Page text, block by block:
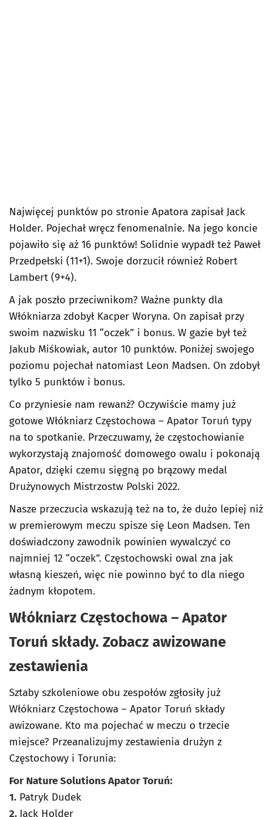
Najwięcej punktów po stronie Apatora zapisał Jack
Holder. Pojechał wręcz fenomenalnie. Na jego koncie
pojawiło się aż 16 punktów! Solidnie wypadł też Paweł
Przedpełski (11+1). Swoje dorzucił również Robert
Lambert (9+4).
A jak poszło przeciwnikom? Ważne punkty dla
Włókniarza zdobył Kacper Woryna. On zapisał przy
swoim nazwisku 11 “oczek” i bonus. W gazie był też
Jakub Miśkowiak, autor 10 punktów. Poniżej swojego
poziomu pojechał natomiast Leon Madsen. On zdobył
tylko 5 punktów i bonus.
Co przyniesie nam rewanż? Oczywiście mamy już
gotowe Włókniarz Częstochowa – Apator Toruń typy
na to spotkanie. Przeczuwamy, że częstochowianie
wykorzystają znajomość domowego owalu i pokonają
Apator, dzięki czemu sięgną po brązowy medal
Drużynowych Mistrzostw Polski 2022.
Nasze przeczucia wskazują też na to, że dużo lepiej niż
w premierowym meczu spisze się Leon Madsen. Ten
doświadczony zawodnik powinien wywalczyć co
najmniej 12 “oczek”. Częstochowski owal zna jak
własną kieszeń, więc nie powinno być to dla niego
żadnym kłopotem.
Włókniarz Częstochowa – Apator
Toruń składy. Zobacz awizowane
zestawienia
Sztaby szkoleniowe obu zespołów zgłosiły już
Włókniarz Częstochowa – Apator Toruń składy
awizowane. Kto ma pojechać w meczu o trzecie
miejsce? Przeanalizujmy zestawienia drużyn z
Częstochowy i Torunia:
For Nature Solutions Apator Toruń:
1. Patryk Dudek
2. Jack Holder